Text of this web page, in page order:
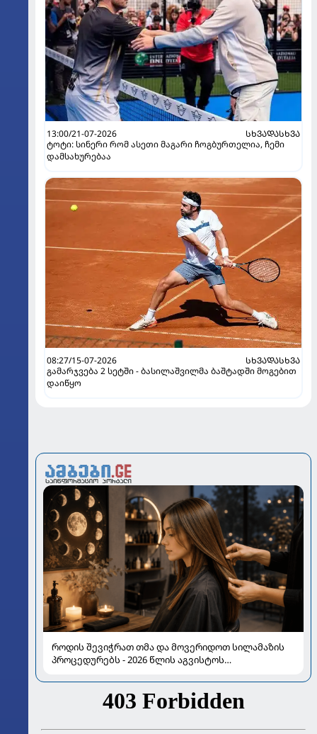
13:00/21-07-2026
ᲡᲮᲕᲐᲓᲐᲡᲮᲕᲐ
ტოტი: სინერი რომ ასეთი მაგარი ჩოგბურთელია, ჩემი
დამსახურებაა
08:27/15-07-2026
ᲡᲮᲕᲐᲓᲐᲡᲮᲕᲐ
გამარჯვება 2 სეტში - ბასილაშვილმა ბაშტადში მოგებით
დაიწყო
როდის შევიჭრათ თმა და მოვერიდოთ სილამაზის
პროცედურებს - 2026 წლის აგვისტოს